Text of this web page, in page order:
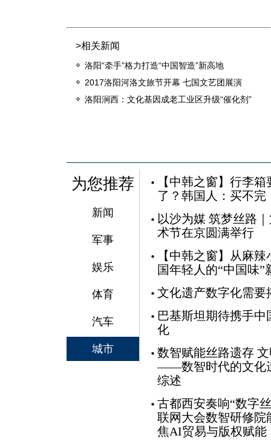
>相关新闻
洛阳“牵手”格力打造“中国智造”新高地
2017洛阳河洛文旅节开幕 七国文艺团展演
洛阳涧西：文化基因成老工业区升级“催化剂”
为您推荐
新闻
军事
娱乐
体育
汽车
城市
【中韩之窗】行李
了？韩国人：买不完
以沙为媒 筑梦丝路
术节在京圆满举行
【中韩之窗】从麻
国年轻人的“中国味”
文化遗产数字化需要
巴基斯坦期待携手
化
数智赋能丝路遗存
——数智时代的文化
综述
古都西安奏响“数字
联网大会数智研修院
焦AI贸易与版权赋能